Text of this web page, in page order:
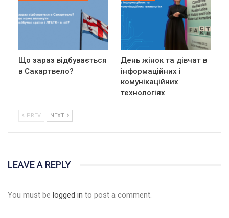
Що зараз відбувається
в Сакартвело?
День жінок та дівчат в
інформаційних і
комунікаційних
технологіях
PREV NEXT
LEAVE A REPLY
You must be logged in to post a comment.